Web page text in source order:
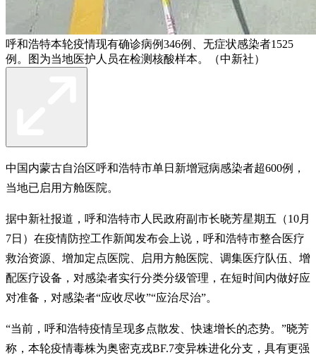
呼和浩特本轮疫情现有确诊病例346例、无症状感染者1525
例。图为当地医护人员在检测核酸样本。（中新社）
中国内蒙古自治区呼和浩特市单日新增冠病感染者超600例，
当地已启用方舱医院。
据中新社报道，呼和浩特市人民政府副市长晓芳星期五（10月
7日）在疫情防控工作新闻发布会上说，呼和浩特市整合医疗
救治资源、增加定点医院、启用方舱医院、调集医疗队伍、增
配医疗设备，对感染者实行分类分级管理，在短时间内做好应
对准备，对感染者“应收尽收”“应治尽治”。
“当前，呼和浩特疫情呈现多点散发、快速增长的态势。”晓芳
称，本轮疫情毒株为奥密克戎BF.7变异株进化分支，具有更强